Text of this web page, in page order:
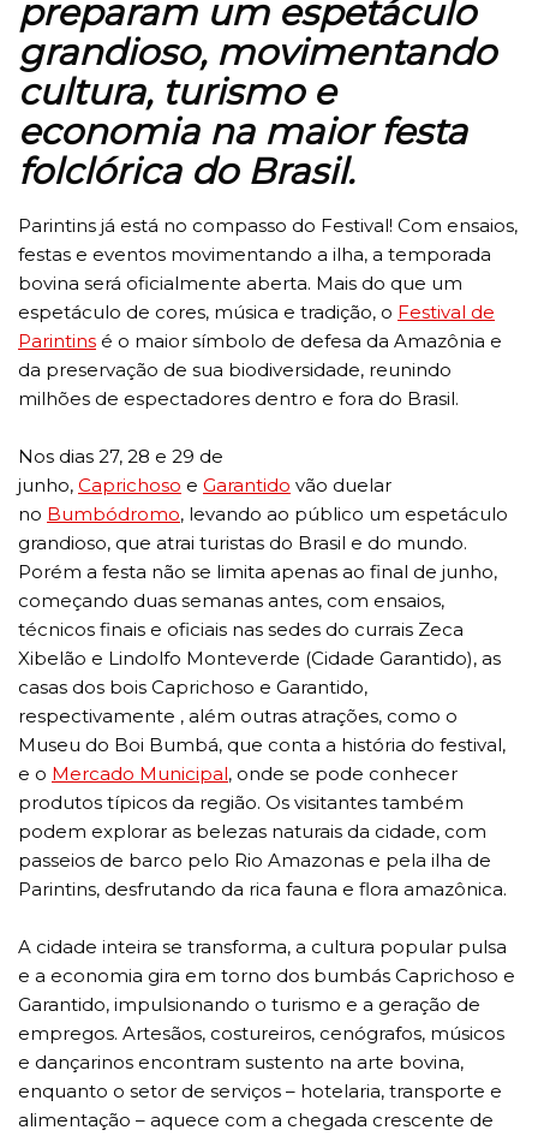
preparam um espetáculo
grandioso, movimentando
cultura, turismo e
economia na maior festa
folclórica do Brasil.
Parintins já está no compasso do Festival! Com ensaios,
festas e eventos movimentando a ilha, a temporada
bovina será oficialmente aberta. Mais do que um
espetáculo de cores, música e tradição, o Festival de
Parintins é o maior símbolo de defesa da Amazônia e
da preservação de sua biodiversidade, reunindo
milhões de espectadores dentro e fora do Brasil.
Nos dias 27, 28 e 29 de
junho, Caprichoso e Garantido vão duelar
no Bumbódromo, levando ao público um espetáculo
grandioso, que atrai turistas do Brasil e do mundo.
Porém a festa não se limita apenas ao final de junho,
começando duas semanas antes, com ensaios,
técnicos finais e oficiais nas sedes do currais Zeca
Xibelão e Lindolfo Monteverde (Cidade Garantido), as
casas dos bois Caprichoso e Garantido,
respectivamente , além outras atrações, como o
Museu do Boi Bumbá, que conta a história do festival,
e o Mercado Municipal, onde se pode conhecer
produtos típicos da região. Os visitantes também
podem explorar as belezas naturais da cidade, com
passeios de barco pelo Rio Amazonas e pela ilha de
Parintins, desfrutando da rica fauna e flora amazônica.
A cidade inteira se transforma, a cultura popular pulsa
e a economia gira em torno dos bumbás Caprichoso e
Garantido, impulsionando o turismo e a geração de
empregos. Artesãos, costureiros, cenógrafos, músicos
e dançarinos encontram sustento na arte bovina,
enquanto o setor de serviços – hotelaria, transporte e
alimentação – aquece com a chegada crescente de